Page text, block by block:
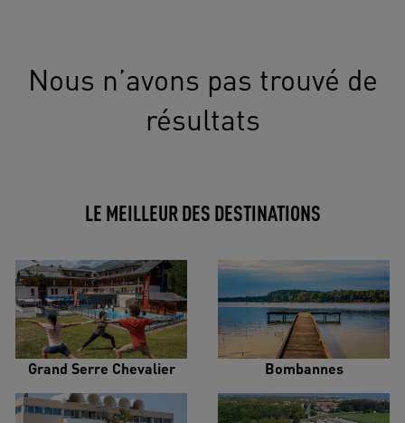
Nous n’avons pas trouvé de
résultats
LE MEILLEUR DES DESTINATIONS
Grand Serre Chevalier Bombannes